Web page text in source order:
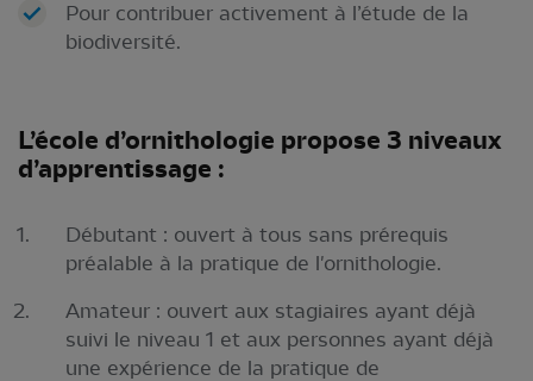
Pour contribuer activement à l’étude de la
biodiversité.
L’école d’ornithologie propose 3 niveaux
d’apprentissage :
Débutant : ouvert à tous sans prérequis
préalable à la pratique de l'ornithologie.
Amateur : ouvert aux stagiaires ayant déjà
suivi le niveau 1 et aux personnes ayant déjà
une expérience de la pratique de